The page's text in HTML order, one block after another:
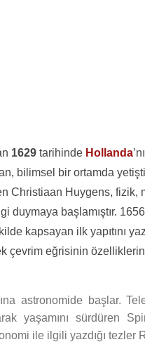
1629 tarihinde Hollanda
bilimsel bir ortamda
Christiaan Huygens, fizik,
duymaya başlamıştır.
kapsayan ilk yapıtını
eğrisinin
astronomide başlar.
yaşamını sürdüren
ile ilgili yazdığı